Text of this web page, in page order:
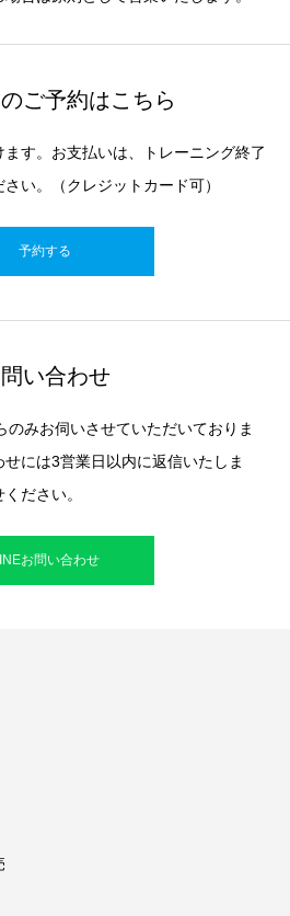
ご予約はこちら
す。お支払いは、トレーニング終了
い。（クレジットカード可）
予約する
い合わせ
のみお伺いさせていただいておりま
には3営業日以内に返信いたしま
ださい。
お問い合わせ